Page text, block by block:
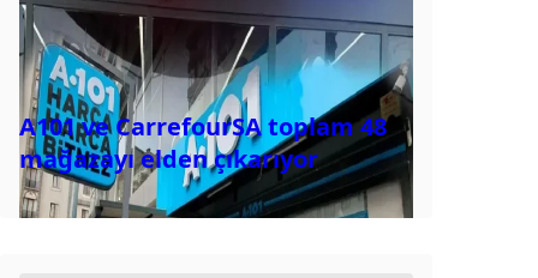
A101 ve CarrefourSA toplam 48
mağazayı elden çıkarıyor